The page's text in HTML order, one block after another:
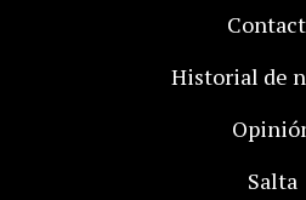
Historial de
Salta